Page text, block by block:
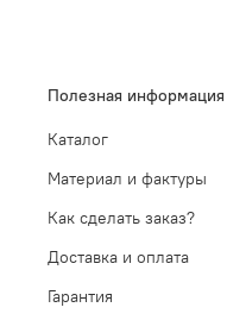
Полезная информация
Каталог
Материал и фактуры
Как сделать заказ?
Доставка и оплата
Гарантия